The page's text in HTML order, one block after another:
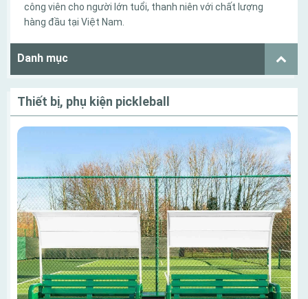
công viên cho người lớn tuổi, thanh niên với chất lượng
hàng đầu tại Việt Nam.
Danh mục
Thiết bị, phụ kiện pickleball